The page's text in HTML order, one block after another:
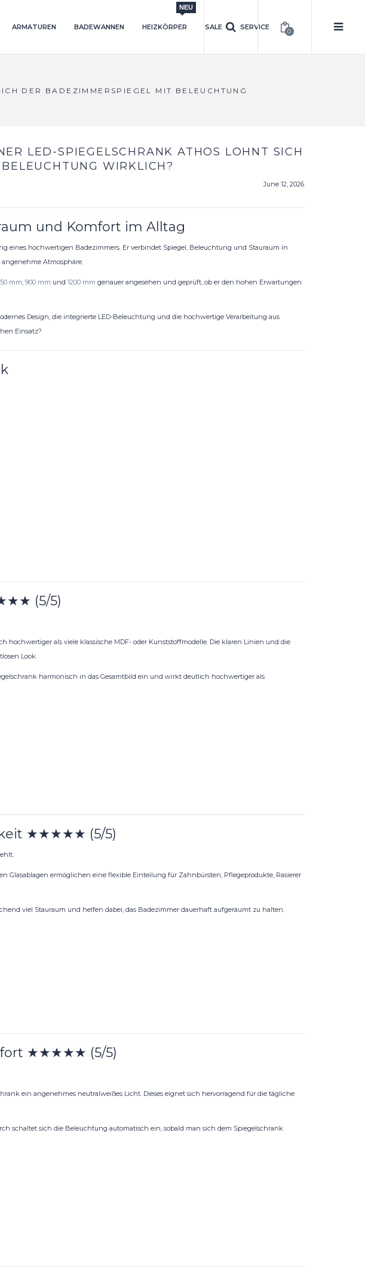
ARMATUREN BADEWANNEN HEIZKÖRPER
NEU
SALE SERVICE
0
DER BADEZIMMERSPIEGEL MIT BELEUCHTUNG
LED-SPIEGELSCHRANK ATHOS LOHNT SICH
WIRKLICH?
June 12, 2026
und Komfort im Alltag
eines hochwertigen Badezimmers. Er verbindet Spiegel, Beleuchtung und Stauraum in
Atmosphäre.
mm, 900 mm und 1200 mm genauer angesehen und geprüft, ob er den hohen Erwartungen
Design, die integrierte LED-Beleuchtung und die hochwertige Verarbeitung aus
Einsatz?
(5/5)
als viele klassische MDF- oder Kunststoffmodelle. Die klaren Linien und die
Look.
harmonisch in das Gesamtbild ein und wirkt deutlich hochwertiger als
★★★★★ (5/5)
Glasablagen ermöglichen eine flexible Einteilung für Zahnbürsten, Pflegeprodukte, Rasierer
viel Stauraum und helfen dabei, das Badezimmer dauerhaft aufgeräumt zu halten.
★★★★★ (5/5)
ein angenehmes neutralweißes Licht. Dieses eignet sich hervorragend für die tägliche
schaltet sich die Beleuchtung automatisch ein, sobald man sich dem Spiegelschrank